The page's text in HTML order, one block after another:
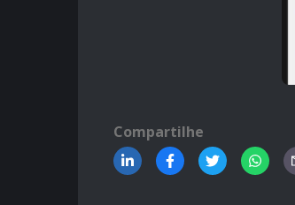
Compartilhe